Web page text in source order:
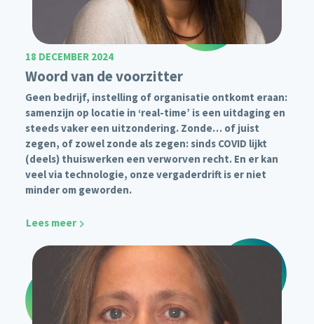
18 DECEMBER 2024
Woord van de voorzitter
Geen bedrijf, instelling of organisatie ontkomt eraan:
samenzijn op locatie in ‘real-time’ is een uitdaging en
steeds vaker een uitzondering. Zonde… of juist
zegen, of zowel zonde als zegen: sinds COVID lijkt
(deels) thuiswerken een verworven recht. En er kan
veel via technologie, onze vergaderdrift is er niet
minder om geworden.
Lees meer